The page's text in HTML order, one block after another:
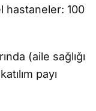
hastaneler: 100
(aile sağlığı
payı